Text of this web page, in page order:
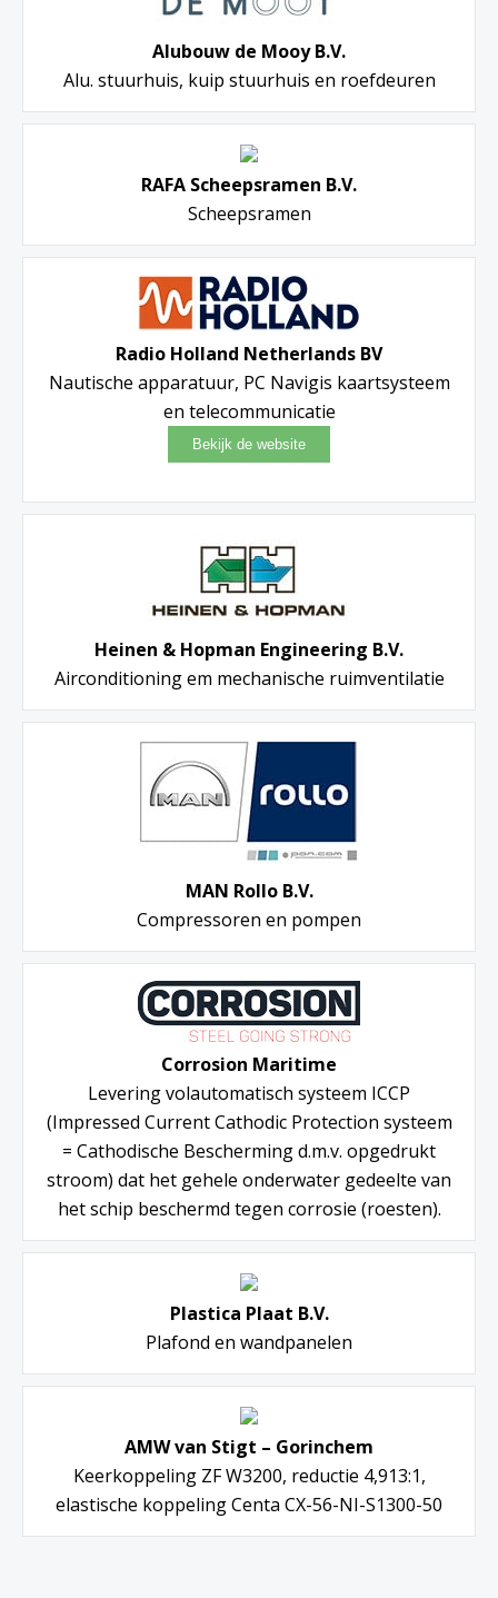
Alubouw de Mooy B.V.
Alu. stuurhuis, kuip stuurhuis en roefdeuren
RAFA Scheepsramen B.V.
Scheepsramen
Radio Holland Netherlands BV
Nautische apparatuur, PC Navigis kaartsysteem
en telecommunicatie
Heinen & Hopman Engineering B.V.
Airconditioning em mechanische ruimventilatie
MAN Rollo B.V.
Compressoren en pompen
Corrosion Maritime
Levering volautomatisch systeem ICCP
(Impressed Current Cathodic Protection systeem
= Cathodische Bescherming d.m.v. opgedrukt
stroom) dat het gehele onderwater gedeelte van
het schip beschermd tegen corrosie (roesten).
Plastica Plaat B.V.
Plafond en wandpanelen
AMW van Stigt – Gorinchem
Keerkoppeling ZF W3200, reductie 4,913:1,
elastische koppeling Centa CX-56-NI-S1300-50